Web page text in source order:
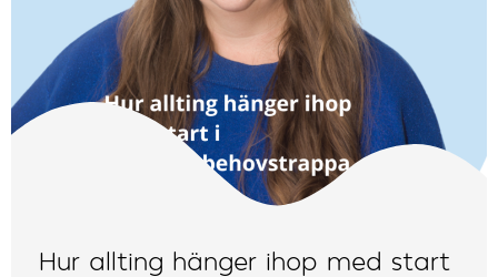
Hur allting hänger ihop med start